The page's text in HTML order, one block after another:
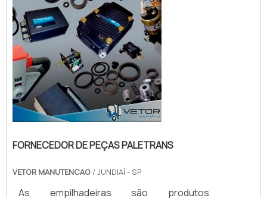
FORNECEDOR DE PEÇAS PALETRANS
VETOR MANUTENCAO / JUNDIAÍ - SP
As empilhadeiras são produtos